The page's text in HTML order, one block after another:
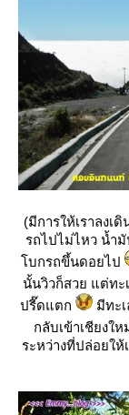
(มีการให้เราลง
รถไปไม่ไหว น้ำมั
บกรถขึ้นดอยไป
นั้นวิวก็สวย แต่ทะ
ปรี๊ดแตก
มีทะ
กลับเข้าเชียงใ
ระหว่างที่ปล่อยให้